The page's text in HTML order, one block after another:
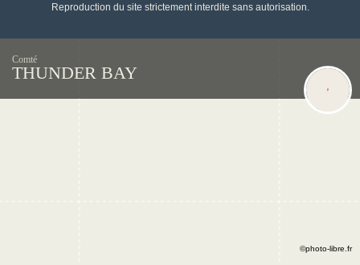
Reproduction du site strictement interdite sans autorisation.
Comté
THUNDER BAY
©photo-libre.fr